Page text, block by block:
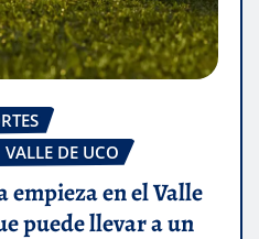
VALLE DE UCO
empieza en el Valle
puede llevar a un